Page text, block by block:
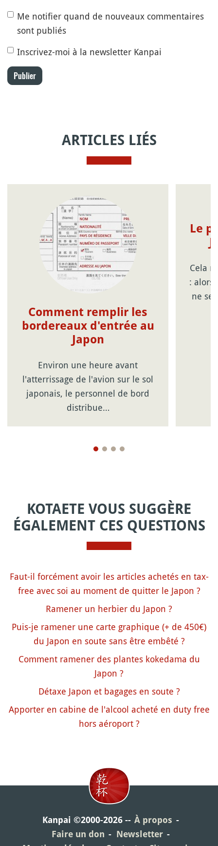
Me notifier quand de nouveaux commentaires
sont publiés
Inscrivez-moi à la newsletter Kanpai
Publier
ARTICLES LIÉS
Comment remplir les
bordereaux d'entrée au
Japon
Environ une heure avant
l'atterrissage de l'avion sur le sol
japonais, le personnel de bord
distribue…
Le
Cela
: alors
ne
KOTAETE VOUS SUGGÈRE
ÉGALEMENT CES QUESTIONS
Faut-il forcément avoir les articles achetés en tax-
free avec soi au moment de quitter le Japon ?
Ramener un herbier du Japon ?
Puis-je ramener une carte graphique (+ de 450€)
du Japon en soute sans être embêté ?
Comment ramener des plantes kokedama du
Japon ?
Détaxe Japon et bagages en soute ?
Apporter en cabine de l'alcool acheté en duty free
hors aéroport ?
Kanpai ©2000-2026
À propos
Faire un don
Newsletter